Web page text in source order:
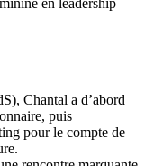
Chantal a d’abord
puis
pour le compte de